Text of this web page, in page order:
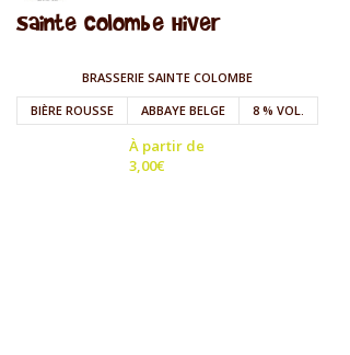
Sainte Colombe Hiver
BRASSERIE SAINTE COLOMBE
BIÈRE ROUSSE
ABBAYE BELGE 8 % VOL.
À partir de
3,00€